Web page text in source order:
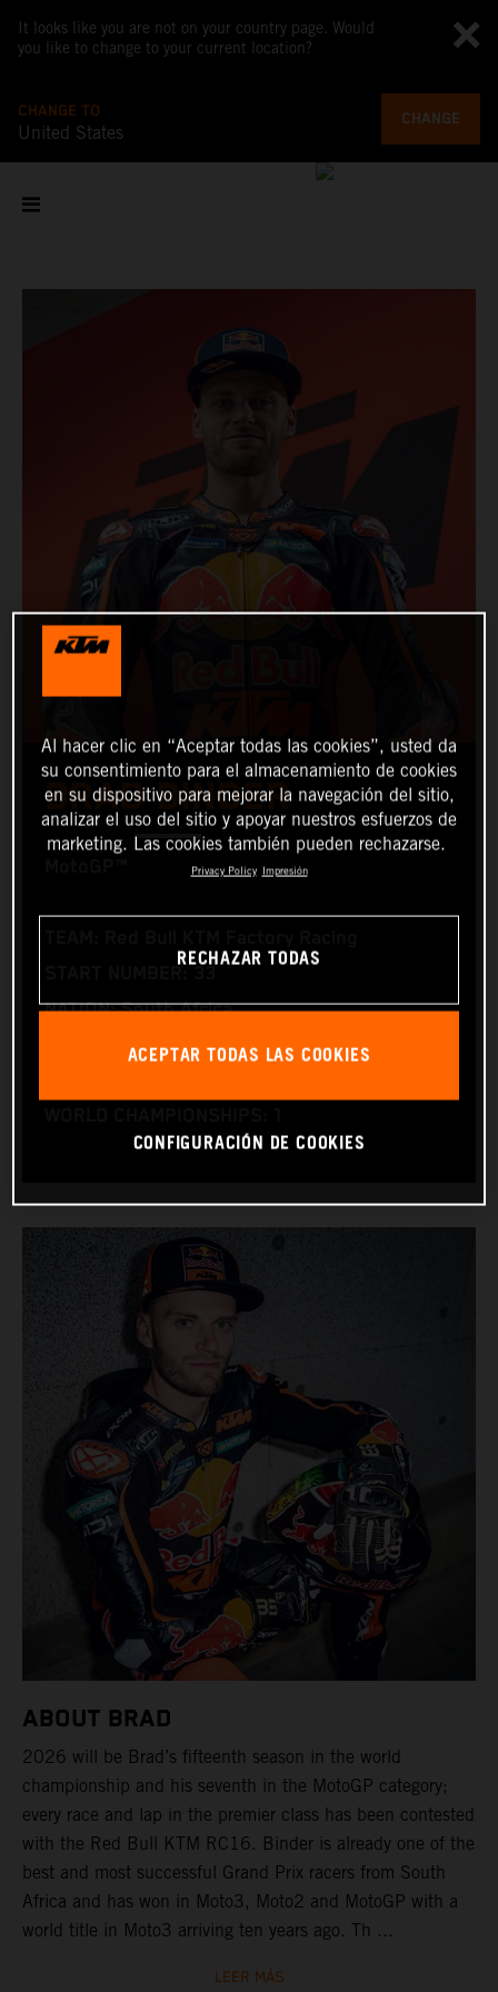
It looks like you are not on your country page. Would
you like to change to your current location?
CHANGE TO
United States
CHANGE
BRAD BINDER
NATION: South Africa
BIRTHDAY: 11.08.1995
ABOUT BRAD
2026 will be Brad’s fifteenth season in the world
championship and his seventh in the MotoGP category;
every race and lap in the premier class has been contested
with the Red Bull KTM RC16. Binder is already one of the
best and most successful Grand Prix racers from South
Africa and has won in Moto3, Moto2 and MotoGP with a
world title in Moto3 arriving ten years ago. Th ...
LEER MÁS
Al hacer clic en “Aceptar todas las cookies”, usted da
su consentimiento para el almacenamiento de cookies
en su dispositivo para mejorar la navegación del sitio,
analizar el uso del sitio y apoyar nuestros esfuerzos de
marketing. Las cookies también pueden rechazarse.
Privacy Policy Impresión
RECHAZAR TODAS
ACEPTAR TODAS LAS COOKIES
CONFIGURACIÓN DE COOKIES